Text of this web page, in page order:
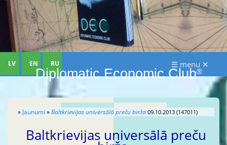
Diplomatic Economic Club®
LV EN RU ☰ menu ✕
» Jaunumi »Baltkrievijas universālā preču birža 09.10.2013 (147011)
Baltkrievijas universālā preču